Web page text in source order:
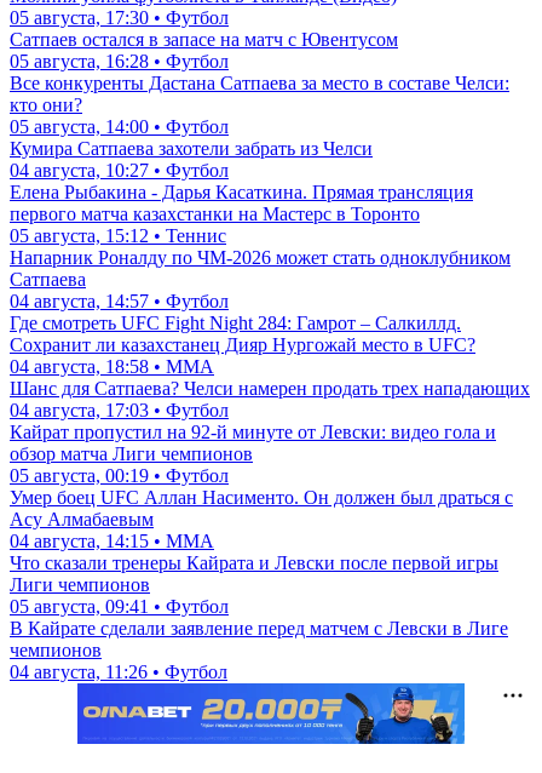
05 августа, 17:30 • Футбол
Сатпаев остался в запасе на матч с Ювентусом
05 августа, 16:28 • Футбол
Все конкуренты Дастана Сатпаева за место в составе Челси:
кто они?
05 августа, 14:00 • Футбол
Кумира Сатпаева захотели забрать из Челси
04 августа, 10:27 • Футбол
Елена Рыбакина - Дарья Касаткина. Прямая трансляция
первого матча казахстанки на Мастерс в Торонто
05 августа, 15:12 • Теннис
Напарник Роналду по ЧМ-2026 может стать одноклубником
Сатпаева
04 августа, 14:57 • Футбол
Где смотреть UFC Fight Night 284: Гамрот – Салкиллд.
Сохранит ли казахстанец Дияр Нургожай место в UFC?
04 августа, 18:58 • ММА
Шанс для Сатпаева? Челси намерен продать трех нападающих
04 августа, 17:03 • Футбол
Кайрат пропустил на 92-й минуте от Левски: видео гола и
обзор матча Лиги чемпионов
05 августа, 00:19 • Футбол
Умер боец UFC Аллан Насименто. Он должен был драться с
Асу Алмабаевым
04 августа, 14:15 • ММА
Что сказали тренеры Кайрата и Левски после первой игры
Лиги чемпионов
05 августа, 09:41 • Футбол
В Кайрате сделали заявление перед матчем с Левски в Лиге
чемпионов
04 августа, 11:26 • Футбол